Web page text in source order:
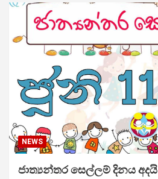
NEWS
ජාත්‍යන්තර සෙල්ලම් දිනය අදයි